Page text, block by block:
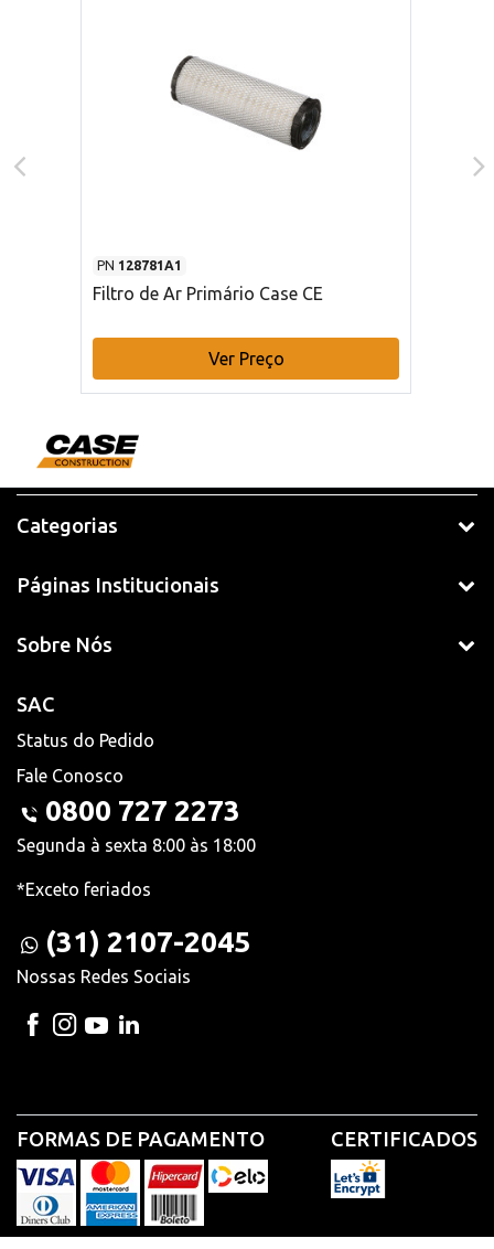
PN 128781A1
Filtro de Ar Primário Case CE
Ver Preço
Categorias
Páginas Institucionais
Sobre Nós
SAC
Status do Pedido
Fale Conosco
0800 727 2273
Segunda à sexta 8:00 às 18:00
*Exceto feriados
(31) 2107-2045
Nossas Redes Sociais
FORMAS DE PAGAMENTO CERTIFICADOS